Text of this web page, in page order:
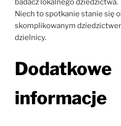
badacz lokalnego dziedzictwa.
Niech to spotkanie stanie się
skomplikowanym
dzielnicy.
Dodatkowe
informacje